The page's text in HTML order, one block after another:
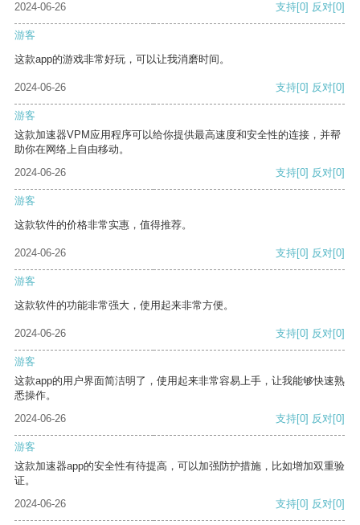
2024-06-26 支持[0] 反对[0]
游客
这款app的游戏非常好玩，可以让我消磨时间。
2024-06-26 支持[0] 反对[0]
游客
这款加速器VPM应用程序可以给你提供最高速度和安全性的连接，并帮
助你在网络上自由移动。
2024-06-26
支持[0] 反对[0]
游客
这款软件的价格非常实惠，值得推荐。
2024-06-26 支持[0] 反对[0]
游客
这款软件的功能非常强大，使用起来非常方便。
2024-06-26 支持[0] 反对[0]
游客
这款app的用户界面简洁明了，使用起来非常容易上手，让我能够快速熟
悉操作。
2024-06-26
支持[0] 反对[0]
游客
这款加速器app的安全性有待提高，可以加强防护措施，比如增加双重验
证。
2024-06-26
支持[0] 反对[0]